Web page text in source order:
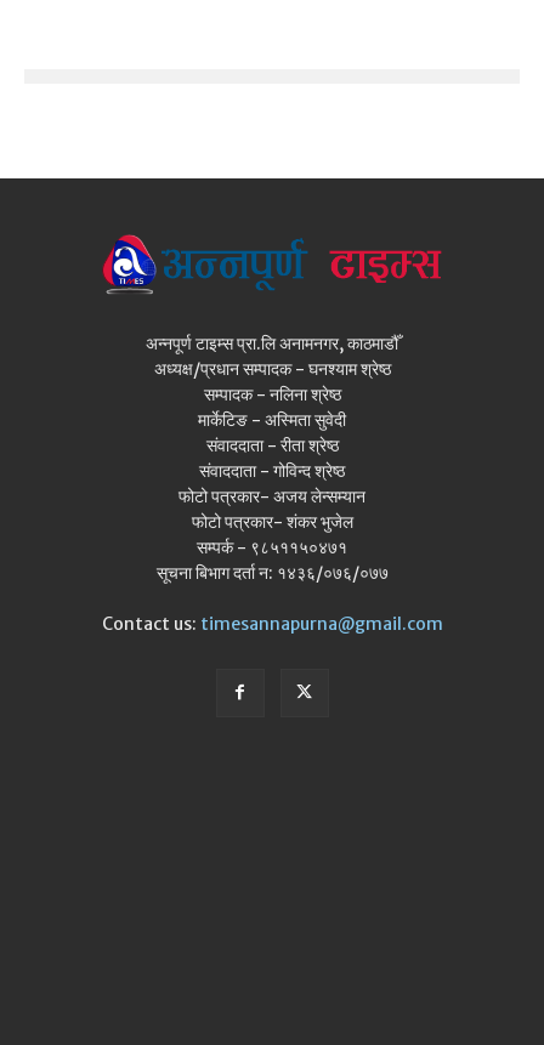
अन्नपूर्ण टाइम्स प्रा.लि अनामनगर, काठमाडौँ
अध्यक्ष/प्रधान सम्पादक - घनश्याम श्रेष्ठ
सम्पादक - नलिना श्रेष्ठ
मार्केटिङ - अस्मिता सुवेदी
संवाददाता - रीता श्रेष्ठ
संवाददाता - गोविन्द श्रेष्ठ
फोटो पत्रकार- अजय लेन्सम्यान
फोटो पत्रकार- शंकर भुजेल
सम्पर्क - ९८५११५०४७१
सूचना बिभाग दर्ता न: १४३६/०७६/०७७
Contact us: timesannapurna@gmail.com